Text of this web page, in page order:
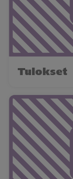
Tulokset